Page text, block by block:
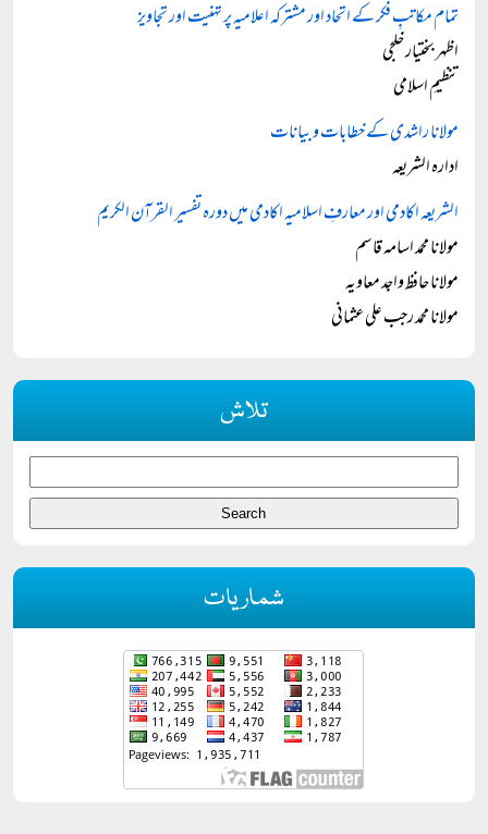
تمام مکاتبِ فکر کے اتحاد اور مشترکہ اعلامیہ پر تہنیت اور تجاویز
اظہر بختیار خلجی
تنظیمِ اسلامی
مولانا راشدی کے خطابات و بیانات
ادارہ الشریعہ
الشریعہ اکادمی اور معارفِ اسلامیہ اکادمی میں دورہ تفسیر القرآن الکریم
مولانا محمد اسامہ قاسم
مولانا حافظ واجد معاویہ
مولانا محمد رجب علی عثمانی
تلاش
شماریات